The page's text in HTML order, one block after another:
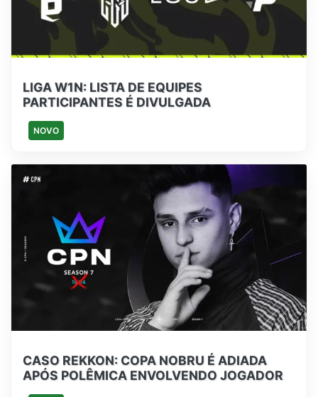
LIGA W1N: LISTA DE EQUIPES
PARTICIPANTES É DIVULGADA
NOVO
CASO REKKON: COPA NOBRU É ADIADA
APÓS POLÊMICA ENVOLVENDO JOGADOR